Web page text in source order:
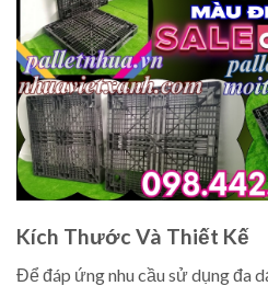
Kích Thước Và Thiết Kế
Để đáp ứng nhu cầu sử dụng đa